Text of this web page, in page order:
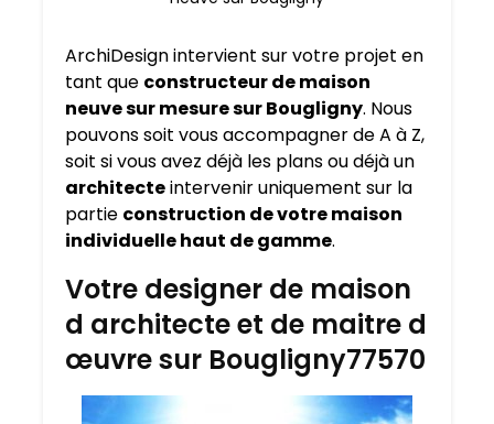
ArchiDesign intervient sur votre projet en
tant que constructeur de maison
neuve sur mesure surBougligny. Nous
pouvons soit vous accompagner de A à Z,
soit si vous avez déjà les plans ou déjà un
architecteintervenir uniquement sur la
partie construction de votre maison
individuelle haut de gamme.
Votre designer de maison
d architecte et de maitre d
œuvre sur Bougligny77570